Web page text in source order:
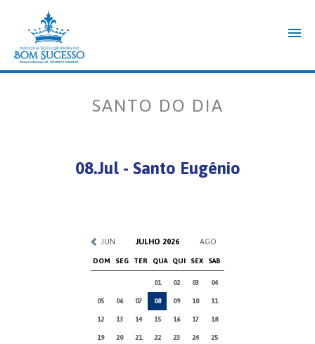
SANTO DO DIA
08.Jul - Santo Eugênio
JUN JULHO 2026 AGO
DOM SEG TER QUA QUI SEX SAB
01 02 03 04
05 06 07 08 09 10 11
12 13 14 15 16 17 18
19 20 21 22 23 24 25